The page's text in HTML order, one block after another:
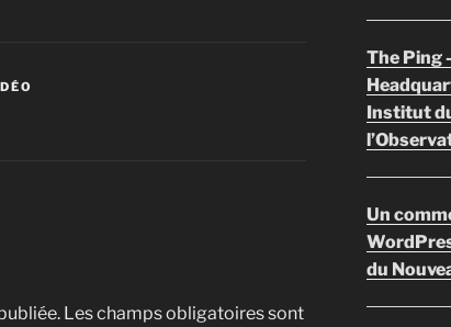
Les champs obligatoires sont
The Ping
Institut
Un
du